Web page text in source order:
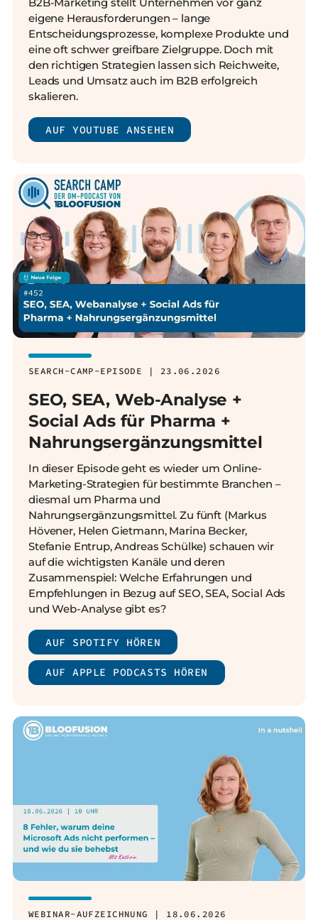
B2B-Marketing stellt Unternehmen vor ganz
eigene Herausforderungen – lange
Entscheidungsprozesse, komplexe Produkte und
eine oft schwer greifbare Zielgruppe. Doch mit
den richtigen Strategien lassen sich Reichweite,
Leads und Umsatz auch im B2B erfolgreich
skalieren.
AUF YOUTUBE ANSEHEN
SEARCH-CAMP-EPISODE | 23.06.2026
SEO, SEA, Web-Analyse +
Social Ads für Pharma +
Nahrungsergänzungsmittel
In dieser Episode geht es wieder um Online-
Marketing-Strategien für bestimmte Branchen –
diesmal um Pharma und
Nahrungsergänzungsmittel. Zu fünft (Markus
Hövener, Helen Gietmann, Marina Becker,
Stefanie Entrup, Andreas Schülke) schauen wir
auf die wichtigsten Kanäle und deren
Zusammenspiel: Welche Erfahrungen und
Empfehlungen in Bezug auf SEO, SEA, Social Ads
und Web-Analyse gibt es?
AUF SPOTIFY HÖREN
AUF APPLE PODCASTS HÖREN
WEBINAR-AUFZEICHNUNG | 18.06.2026